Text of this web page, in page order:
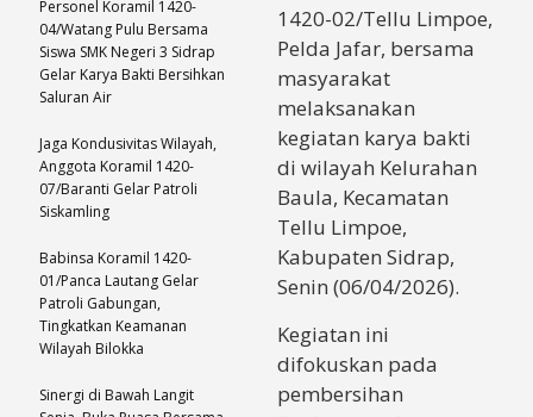
1420-02/Tellu Limpoe,
Pelda Jafar, bersama
masyarakat
melaksanakan
kegiatan karya bakti
di wilayah Kelurahan
Baula, Kecamatan
Tellu Limpoe,
Kabupaten Sidrap,
Senin (06/04/2026).
Kegiatan ini
difokuskan pada
pembersihan
Personel Koramil 1420-
04/Watang Pulu Bersama
Siswa SMK Negeri 3 Sidrap
Gelar Karya Bakti Bersihkan
Saluran Air
Jaga Kondusivitas Wilayah,
Anggota Koramil 1420-
07/Baranti Gelar Patroli
Siskamling
Babinsa Koramil 1420-
01/Panca Lautang Gelar
Patroli Gabungan,
Tingkatkan Keamanan
Wilayah Bilokka
Sinergi di Bawah Langit